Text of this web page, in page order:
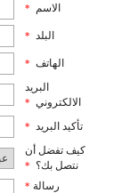
الاسم *
البلد *
الهاتف *
البريد
الالكتروني *
تأكيد البريد *
كيف تفضل أن
نتصل بك؟ *
رسالة *